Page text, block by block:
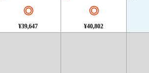
◎
¥39,647
◎
¥40,802